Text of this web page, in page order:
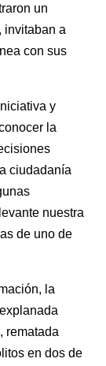
un
invitaban a
con sus
y
la
ciudadanía
nuestra
de uno de
la
rematada
en dos de